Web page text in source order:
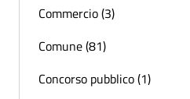
Commercio (3)
Comune (81)
Concorso pubblico (1)